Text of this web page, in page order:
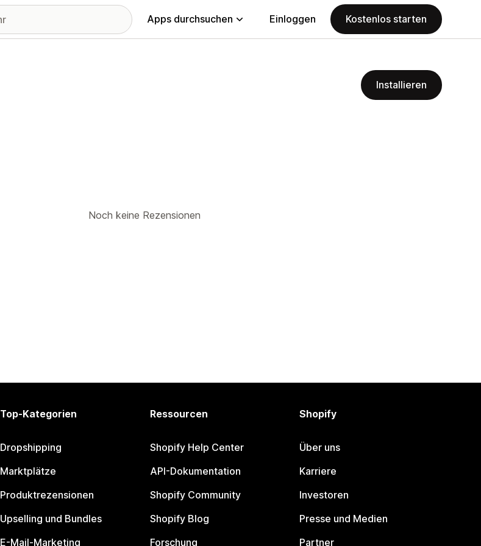
Apps durchsuchen Einloggen Kostenlos starten
Installieren
Noch keine Rezensionen
Top-Kategorien
Dropshipping
Marktplätze
Produktrezensionen
Upselling und Bundles
E-Mail-Marketing
Ressourcen
Shopify Help Center
API-Dokumentation
Shopify Community
Shopify Blog
Forschung
Shopify
Über uns
Karriere
Investoren
Presse und Medien
Partner